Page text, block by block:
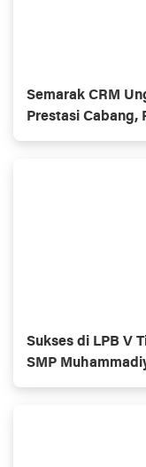
Semarak CRM
Prestasi Cabang,
Muhammadiyaĥ
Sukses di LPB V
SMP
Putra